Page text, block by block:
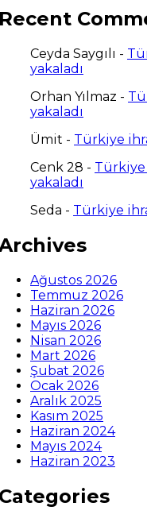
Ceyda Saygılı -
yakaladı
Orhan Yılmaz -
yakaladı
Ümit - Türkiye
Cenk 28 - Türkiye
yakaladı
Seda - Türkiye
Ağustos 2026
Temmuz 2026
Haziran 2026
Mayıs 2026
Nisan 2026
Mart 2026
Şubat 2026
Ocak 2026
Aralık 2025
Kasım 2025
Haziran 2024
Mayıs 2024
Haziran 2023